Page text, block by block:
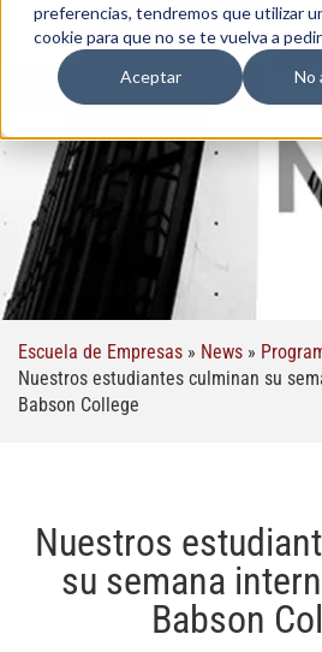
preferencias, tendremos que utilizar
cookie para que no se te vuelva a
Aceptar
No
Escuela de Empresas » News »
Nuestros estudiantes culminan su
Babson College
Nuestros
su semana
Babson